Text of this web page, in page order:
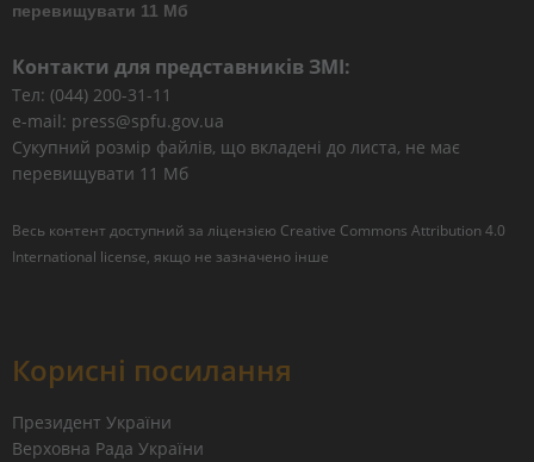
перевищувати 11 Мб
Контакти для представників ЗМІ:
Тел: (044) 200-31-11
e-mail: press@spfu.gov.ua
Сукупний розмір файлів, що вкладені до листа, не має
перевищувати 11 Мб
Весь контент доступний за ліцензією Creative Commons Attribution 4.0
International license, якщо не зазначено інше
Корисні посилання
Президент України
Верховна Рада України